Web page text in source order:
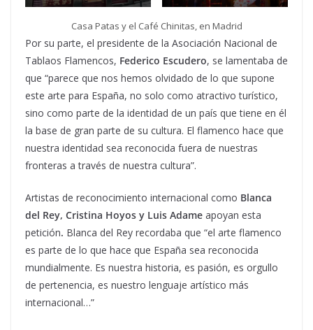
Casa Patas y el Café Chinitas, en Madrid
Por su parte, el presidente de la Asociación Nacional de
Tablaos Flamencos, Federico Escudero, se lamentaba de
que “parece que nos hemos olvidado de lo que supone
este arte para España, no solo como atractivo turístico,
sino como parte de la identidad de un país que tiene en él
la base de gran parte de su cultura. El flamenco hace que
nuestra identidad sea reconocida fuera de nuestras
fronteras a través de nuestra cultura”.
Artistas de reconocimiento internacional como Blanca
del Rey, Cristina Hoyos y Luis Adame apoyan esta
petición. Blanca del Rey recordaba que “el arte flamenco
es parte de lo que hace que España sea reconocida
mundialmente. Es nuestra historia, es pasión, es orgullo
de pertenencia, es nuestro lenguaje artístico más
internacional…”